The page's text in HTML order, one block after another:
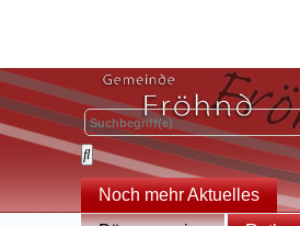
Noch mehr Aktuelles